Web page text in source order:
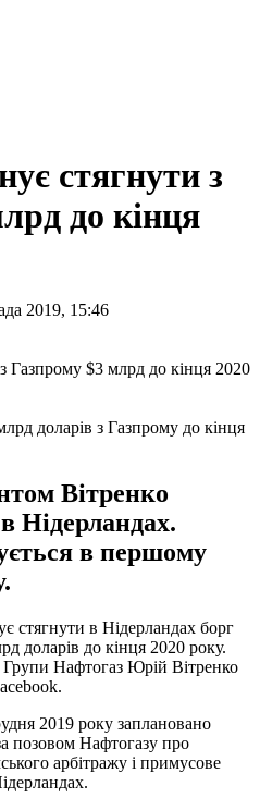
стягнути з
до кінця
2019, 15:46
доларів з Газпрому до кінця
Вітренко
Нідерландах.
в першому
стягнути в Нідерландах борг
доларів до кінця 2020 року.
Нафтогаз Юрій Вітренко
2019 року заплановано
позовом Нафтогазу про
арбітражу і примусове